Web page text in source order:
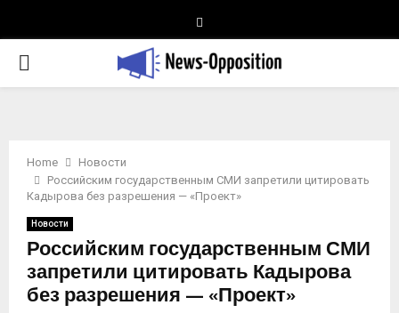
PRIMARY
Home
Новости
Российским государственным СМИ запретили цитировать
Кадырова без разрешения — «Проект»
Новости
Российским государственным СМИ
запретили цитировать Кадырова
без разрешения — «Проект»